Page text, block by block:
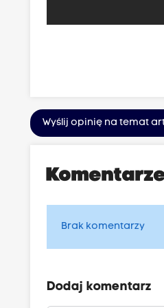
Wyślij opinię na temat
Brak komentarzy
Dodaj komentarz